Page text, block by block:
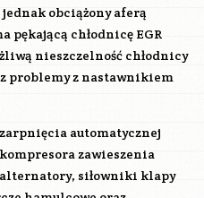
obciążony aferą
pękającą chłodnicę EGR
nieszczelność chłodnicy
problemy z nastawnikiem
automatycznej
zawieszenia
siłowniki klapy